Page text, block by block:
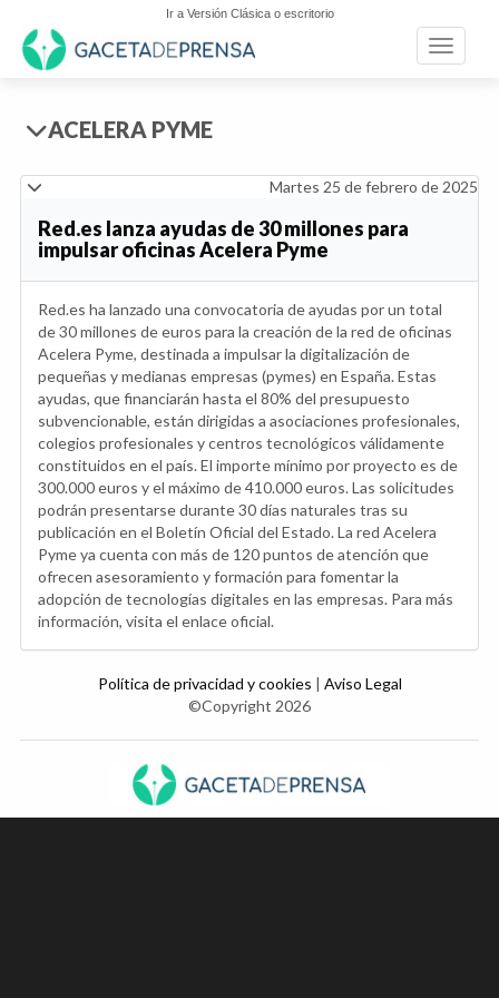
Ir a Versión Clásica o escritorio
Toggle
ACELERA PYME
Martes 25 de febrero de 2025
Red.es lanza ayudas de 30 millones para
impulsar oficinas Acelera Pyme
Red.es ha lanzado una convocatoria de ayudas por un total
de 30 millones de euros para la creación de la red de oficinas
Acelera Pyme, destinada a impulsar la digitalización de
pequeñas y medianas empresas (pymes) en España. Estas
ayudas, que financiarán hasta el 80% del presupuesto
subvencionable, están dirigidas a asociaciones profesionales,
colegios profesionales y centros tecnológicos válidamente
constituidos en el país. El importe mínimo por proyecto es de
300.000 euros y el máximo de 410.000 euros. Las solicitudes
podrán presentarse durante 30 días naturales tras su
publicación en el Boletín Oficial del Estado. La red Acelera
Pyme ya cuenta con más de 120 puntos de atención que
ofrecen asesoramiento y formación para fomentar la
adopción de tecnologías digitales en las empresas. Para más
información, visita el enlace oficial.
Política de privacidad y cookies | Aviso Legal
©Copyright 2026